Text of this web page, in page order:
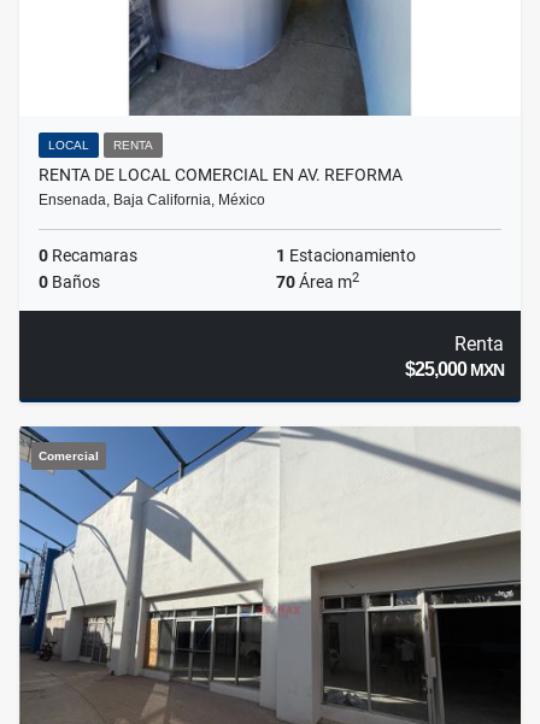
LOCAL RENTA
RENTA DE LOCAL COMERCIAL EN AV. REFORMA
Ensenada, Baja California, México
0 Recamaras 1 Estacionamiento
0 Baños 70Área m2
Renta
$25,000MXN
Comercial